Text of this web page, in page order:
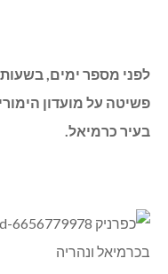
לפני מספר ימים,
פשיטה על מועדון
בעיר כרמיאל.